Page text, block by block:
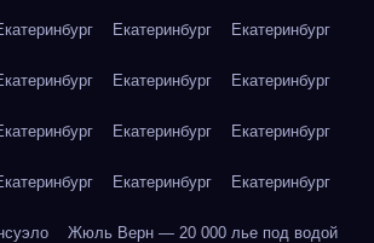
Екатеринбург Екатеринбург
Екатеринбург Екатеринбург
Екатеринбург Екатеринбург
Екатеринбург Екатеринбург
Жюль Верн — 20 000 лье под водой